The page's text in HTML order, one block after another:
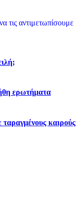
ερωτήματα
ταραγμένους καιρούς